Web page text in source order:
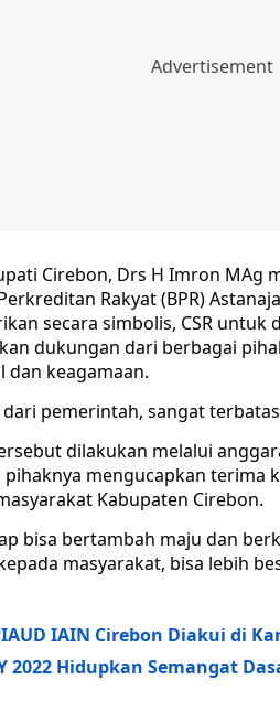
Cirebon, Drs H Imron MAg
Rakyat (BPR)
secara simbolis, CSR untuk
dukungan dari berbagai
dan keagamaan.
dari pemerintah, sangat
dilakukan melalui
mengucapkan terima
Kabupaten Cirebon.
bisa bertambah maju dan
masyarakat, bisa lebih
IAIN Cirebon Diakui di
2022 Hidupkan Semangat